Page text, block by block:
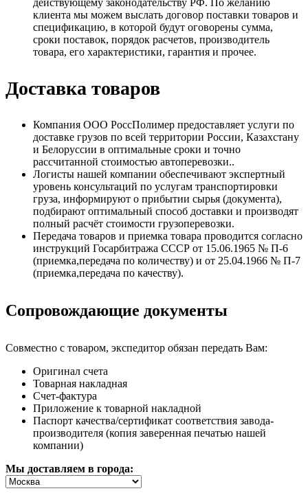
клиента мы можем выслать договор поставки товаров и
спецификацию, в которой будут оговорены сумма,
сроки поставок, порядок расчетов, производитель
товара, его характеристики, гарантия и прочее.
Доставка товаров
Компания ООО РоссПолимер предоставляет услуги по
доставке грузов по всей территории России, Казахстану
и Белоруссии в оптимальные сроки и точно
рассчитанной стоимостью автоперевозки..
Логисты нашей компании обеспечивают экспертный
уровень консультаций по услугам транспортировки
груза, информируют о прибытии сырья (документа),
подбирают оптимальный способ доставки и производят
полный расчёт стоимости грузоперевозки.
Передача товаров и приемка товара проводится согласно
инструкций Госарбитража СССР от 15.06.1965 № П-6
(приемка,передача по количеству) и от 25.04.1966 № П-7
(приемка,передача по качеству).
Сопровождающие документы
Совместно с товаром, экспедитор обязан передать Вам:
Оригинал счета
Товарная накладная
Счет-фактура
Приложение к товарной накладной
Паспорт качества/сертификат соответствия завода-
производителя (копия заверенная печатью нашей
компании)
Мы доставляем в города: